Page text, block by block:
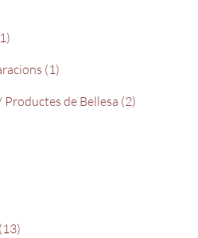
(1)
de Bellesa (2)